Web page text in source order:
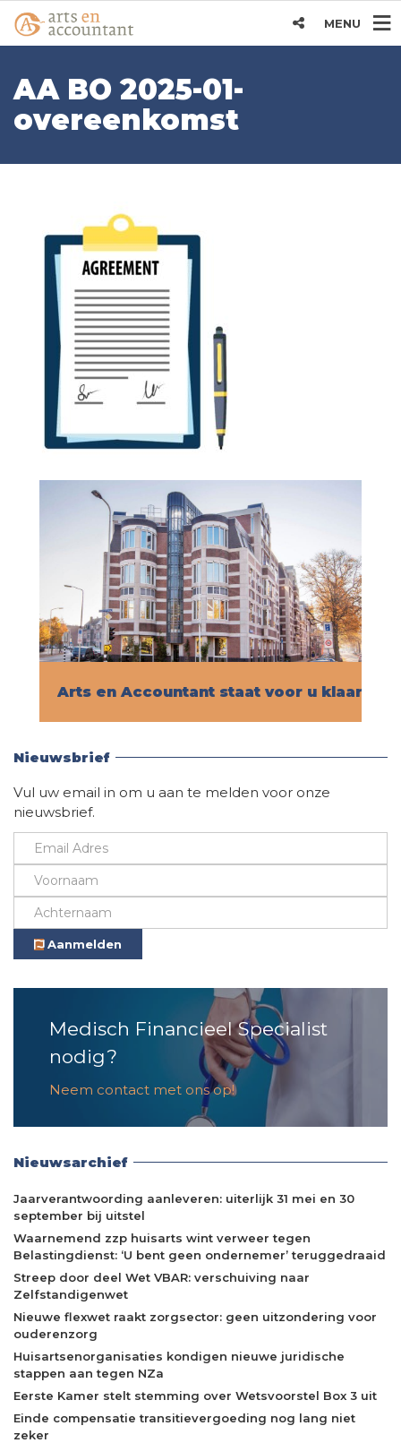
MENU
AA BO 2025-01-
overeenkomst
Arts en Accountant staat voor u klaar!
Nieuwsbrief
Vul uw email in om u aan te melden voor onze
nieuwsbrief.
Aanmelden
Medisch Financieel Specialist
nodig?
Neem contact met ons op!
Nieuwsarchief
Jaarverantwoording aanleveren: uiterlijk 31 mei en 30
september bij uitstel
Waarnemend zzp huisarts wint verweer tegen
Belastingdienst: ‘U bent geen ondernemer’ teruggedraaid
Streep door deel Wet VBAR: verschuiving naar
Zelfstandigenwet
Nieuwe flexwet raakt zorgsector: geen uitzondering voor
ouderenzorg
Huisartsenorganisaties kondigen nieuwe juridische
stappen aan tegen NZa
Eerste Kamer stelt stemming over Wetsvoorstel Box 3 uit
Einde compensatie transitievergoeding nog lang niet
zeker